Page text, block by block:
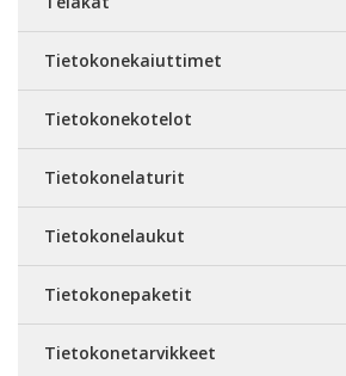
Tietokonekaiuttimet
Tietokonekotelot
Tietokonelaturit
Tietokonelaukut
Tietokonepaketit
Tietokonetarvikkeet